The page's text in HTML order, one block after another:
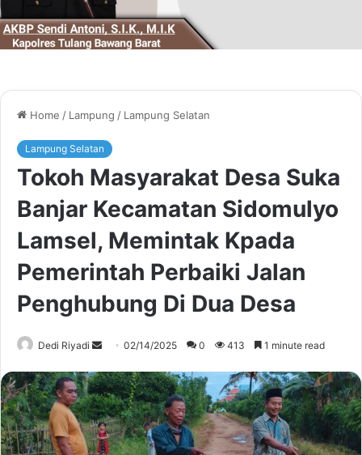
Home / Lampung / Lampung Selatan
Lampung Selatan
Tokoh Masyarakat Desa Suka
Banjar Kecamatan Sidomulyo
Lamsel, Memintak Kpada
Pemerintah Perbaiki Jalan
Penghubung Di Dua Desa
Dedi Riyadi
Send
email
02/14/2025 0 413 1 minute read